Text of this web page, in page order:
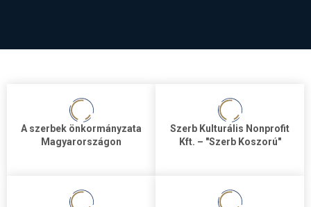
A szerbek önkormányzata
Magyarországon
Szerb Kulturális Nonprofit
Kft. – "Szerb Koszorú"